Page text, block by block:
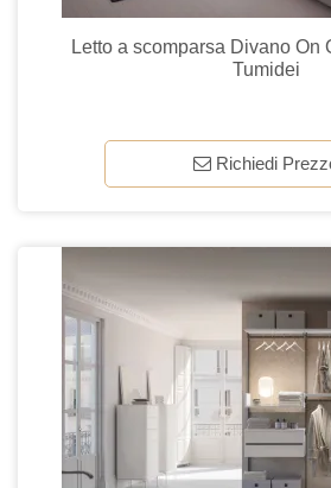
Letto a scomparsa Divano On
Tumidei
Richiedi